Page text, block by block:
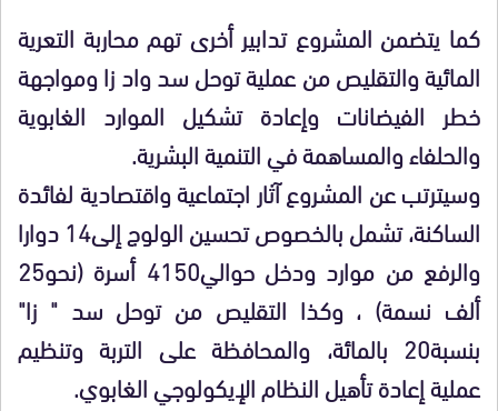
كما يتضمن المشروع تدابير أخرى تهم محاربة التعرية
المائية والتقليص من عملية توحل سد واد زا ومواجهة
خطر الفيضانات وإعادة تشكيل الموارد الغابوية
والحلفاء والمساهمة في التنمية البشرية.
وسيترتب عن المشروع آثار اجتماعية واقتصادية لفائدة
الساكنة، تشمل بالخصوص تحسين الولوج إلى14 دوارا
والرفع من موارد ودخل حوالي4150 أسرة (نحو25
ألف نسمة) ، وكذا التقليص من توحل سد " زا"
بنسبة20 بالمائة، والمحافظة على التربة وتنظيم
عملية إعادة تأهيل النظام الإيكولوجي الغابوي.